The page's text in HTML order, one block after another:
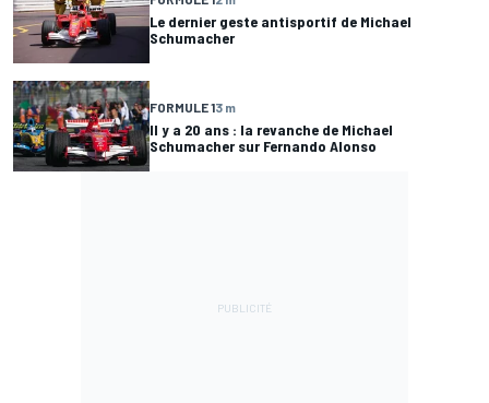
Le dernier geste antisportif de Michael
Schumacher
FORMULE 13 m
Il y a 20 ans : la revanche de Michael
Schumacher sur Fernando Alonso